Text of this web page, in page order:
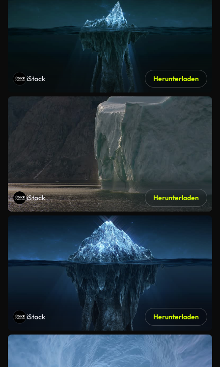
iStock Herunterladen
iStock Herunterladen
iStock Herunterladen